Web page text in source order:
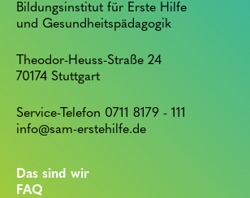
Bildungsinstitut für Erste Hilfe
und Gesundheitspädagogik
Theodor-Heuss-Straße 24
70174 Stuttgart
Service-Telefon 0711 8179 - 111
info@sam-erstehilfe.de
Das sind wir
FAQ